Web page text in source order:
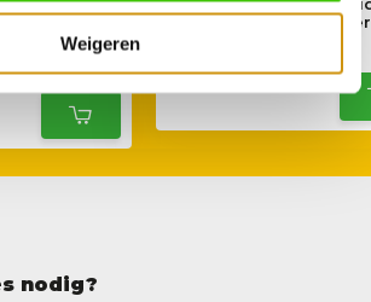
Weigeren
Hyde 3 &
gevogelte houder
nodig?